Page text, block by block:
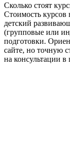
Сколько стоят
Стоимость курсов
детский
(групповые или
подготовки.
сайте, но точную
на консультации в